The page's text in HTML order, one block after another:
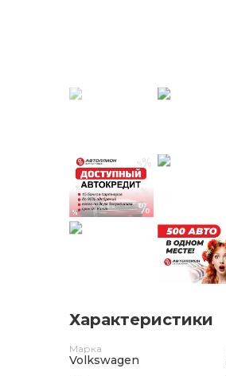
Характеристики
Марка
Volkswagen